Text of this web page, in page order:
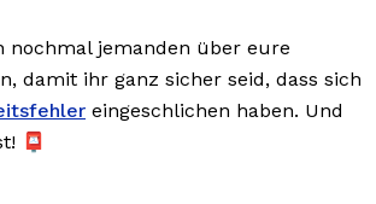
nochmal jemanden über eure
damit ihr ganz sicher seid, dass sich
eingeschlichen haben. Und
📮